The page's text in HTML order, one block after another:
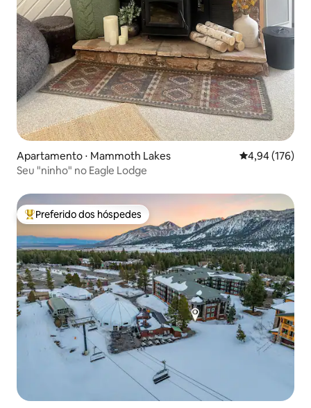
Apartamento ⋅ Mammoth Lakes 4,94 de uma
4,94 (176)
Seu "ninho" no Eagle Lodge
Entre os melhores preferidos dos hóspedes
Preferido dos hóspedes